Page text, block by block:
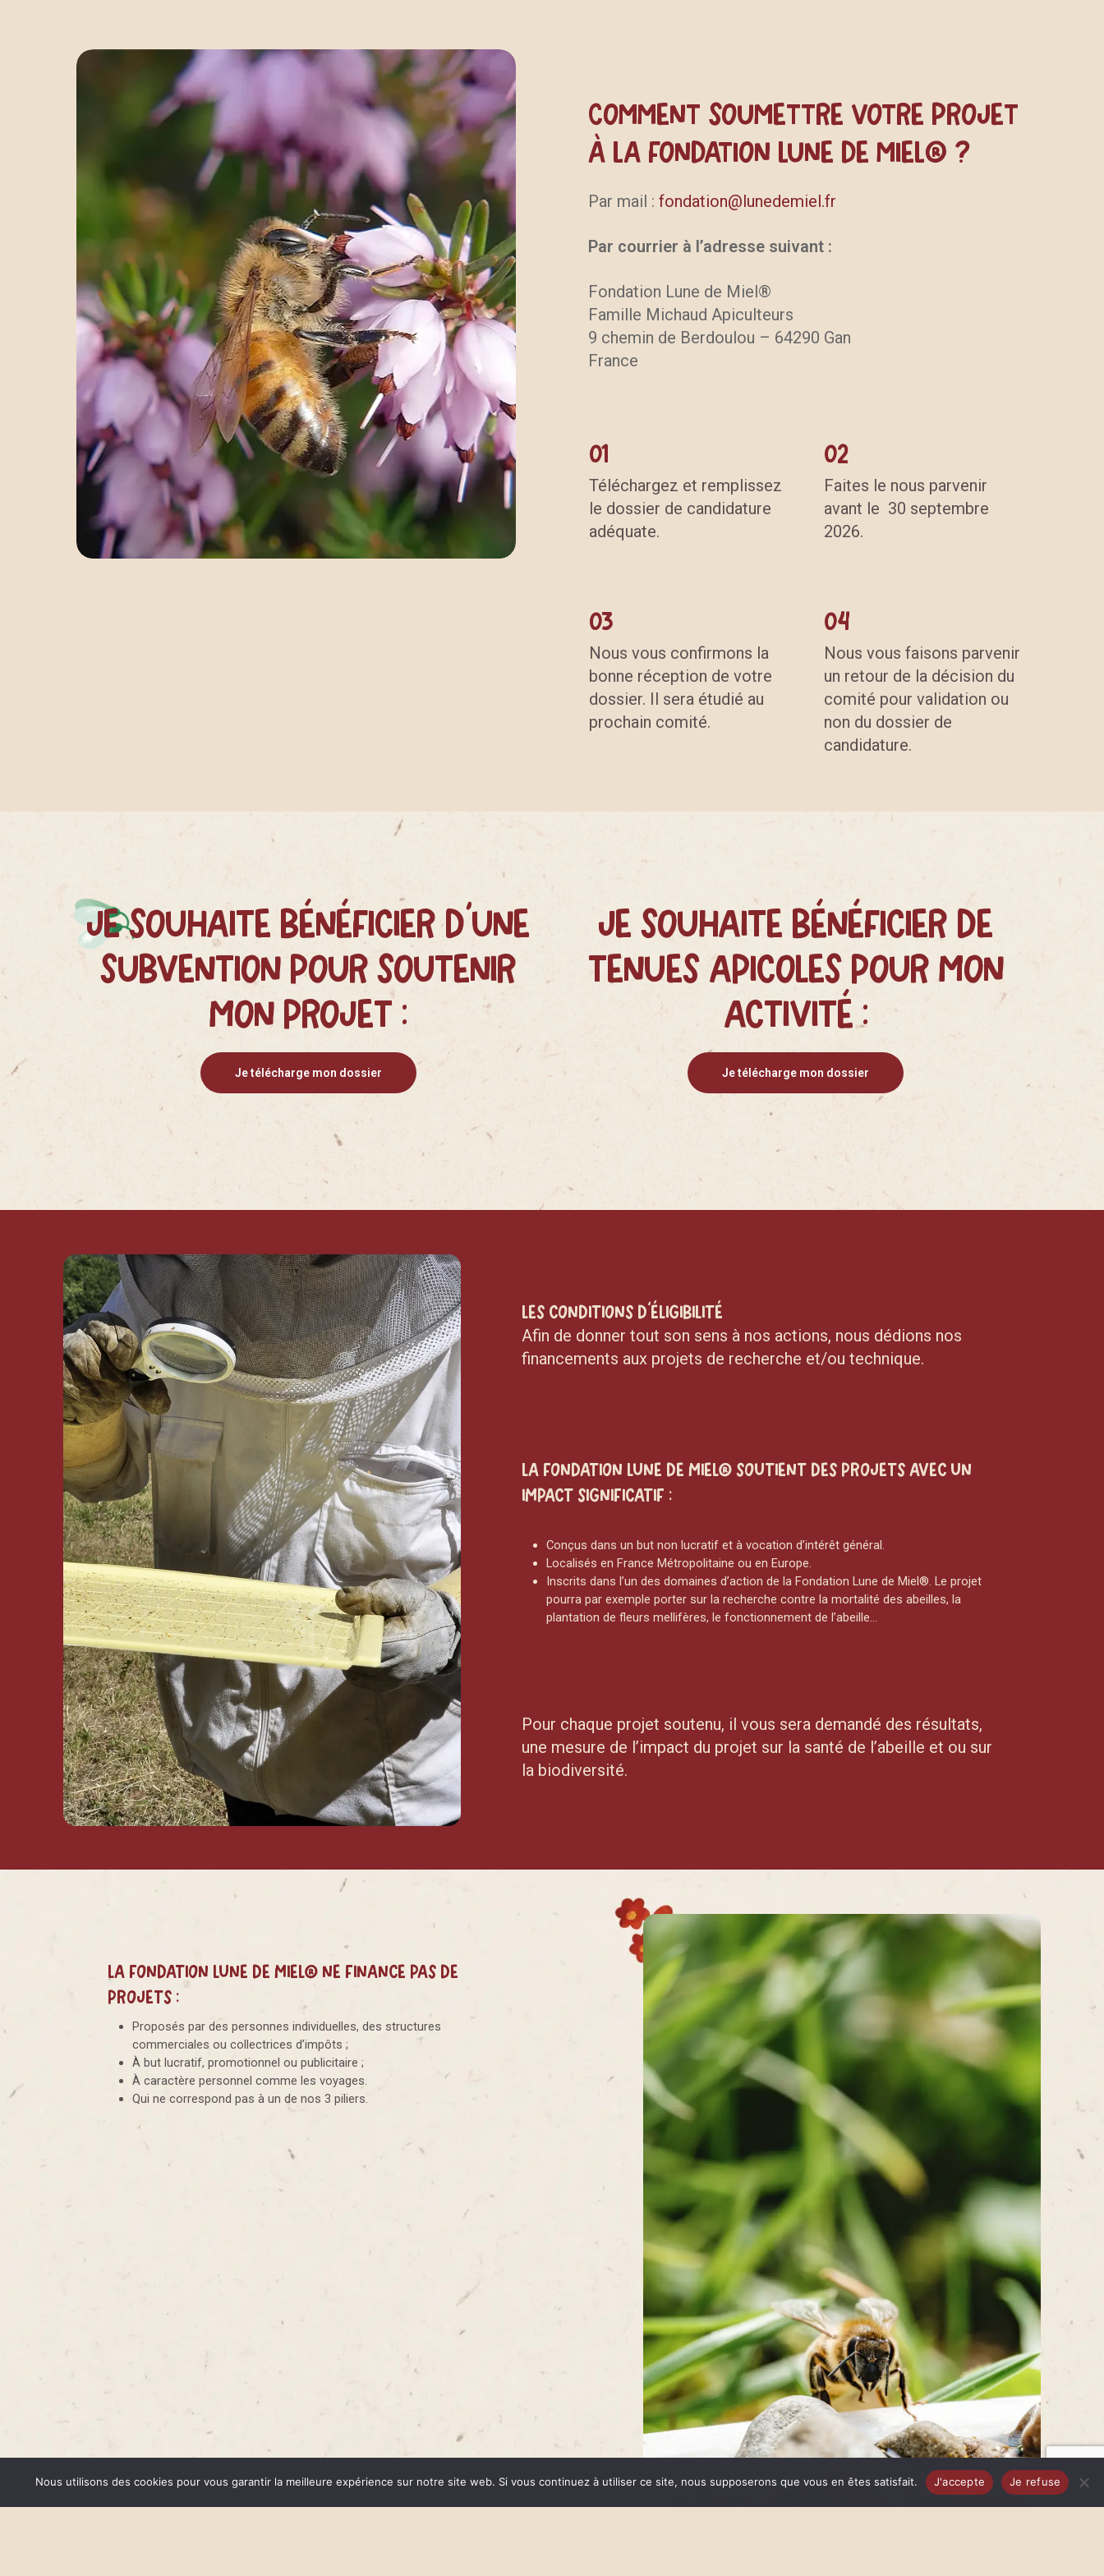
Comment soumettre votre projet
à la Fondation Lune de Miel® ?
Par mail : fondation@lunedemiel.fr
Par courrier à l’adresse suivant :
Fondation Lune de Miel®
Famille Michaud Apiculteurs
9 chemin de Berdoulou – 64290 Gan
France
01
Téléchargez et remplissez
le dossier de candidature
adéquate.
02
Faites le nous parvenir
avant le 30 septembre
2026.
03
Nous vous confirmons la
bonne réception de votre
dossier. Il sera étudié au
prochain comité.
04
Nous vous faisons parvenir
un retour de la décision du
comité pour validation ou
non du dossier de
candidature.
Je souhaite bénéficier d’une
subvention pour soutenir
mon projet :
Je télécharge mon dossier
Je souhaite bénéficier de
tenues apicoles pour mon
activité :
Je télécharge mon dossier
Les conditions d’éligibilité
Afin de donner tout son sens à nos actions, nous dédions nos
financements aux projets de recherche et/ou technique.
La Fondation Lune de Miel® soutient des projets avec un
impact significatif :
Conçus dans un but non lucratif et à vocation d’intérêt général.
Localisés en France Métropolitaine ou en Europe.
Inscrits dans l’un des domaines d’action de la Fondation Lune de Miel®. Le projet
pourra par exemple porter sur la recherche contre la mortalité des abeilles, la
plantation de fleurs mellifères, le fonctionnement de l’abeille…
Pour chaque projet soutenu, il vous sera demandé des résultats,
une mesure de l’impact du projet sur la santé de l’abeille et ou sur
la biodiversité.
La Fondation Lune de Miel® ne finance pas de
projets :
Proposés par des personnes individuelles, des structures
commerciales ou collectrices d’impôts ;
À but lucratif, promotionnel ou publicitaire ;
À caractère personnel comme les voyages.
Qui ne correspond pas à un de nos 3 piliers.
Nous utilisons des cookies pour vous garantir la meilleure expérience sur notre site web. Si vous continuez à utiliser ce site, nous supposerons que vous en êtes satisfait. J'accepte Je refuse